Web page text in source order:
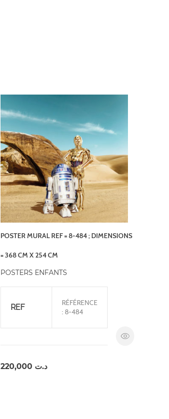
POSTER MURAL REF = 8-484 ; DIMENSIONS
= 368 CM X 254 CM
POSTERS ENFANTS
REF
RÉFÉRENCE
: 8-484
د.ت 220,000